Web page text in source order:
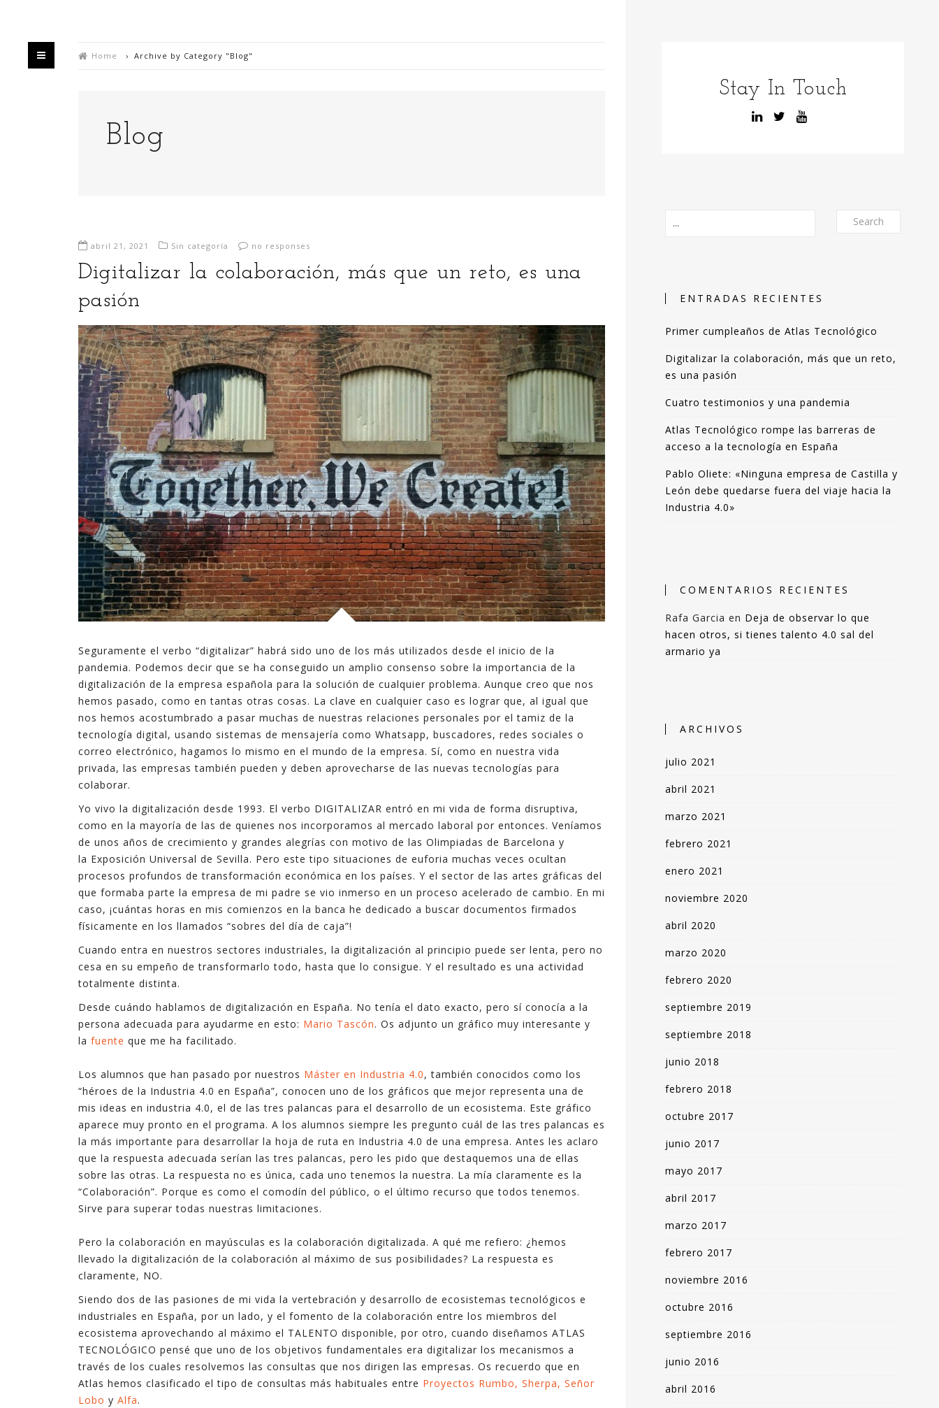
Este blog refleja mi opinión personal y espero
que sea también un vehículo de conexión con
otras personas que, como yo, se sigan
sorprendiendo del espectacular momento
tecnológico que vivimos en España.
Home › Archive by Category "Blog"
Blog
abril 21, 2021 Sin categoría no responses
Digitalizar la colaboración, más que un reto, es una
pasión
Seguramente el verbo “digitalizar” habrá sido uno de los más utilizados desde el inicio de la
pandemia. Podemos decir que se ha conseguido un amplio consenso sobre la importancia de la
digitalización de la empresa española para la solución de cualquier problema. Aunque creo que nos
hemos pasado, como en tantas otras cosas. La clave en cualquier caso es lograr que, al igual que
nos hemos acostumbrado a pasar muchas de nuestras relaciones personales por el tamiz de la
tecnología digital, usando sistemas de mensajería como Whatsapp, buscadores, redes sociales o
correo electrónico, hagamos lo mismo en el mundo de la empresa. Sí, como en nuestra vida
privada, las empresas también pueden y deben aprovecharse de las nuevas tecnologías para
colaborar.
Yo vivo la digitalización desde 1993. El verbo DIGITALIZAR entró en mi vida de forma disruptiva,
como en la mayoría de las de quienes nos incorporamos al mercado laboral por entonces. Veníamos
de unos años de crecimiento y grandes alegrías con motivo de las Olimpiadas de Barcelona y
la Exposición Universal de Sevilla. Pero este tipo situaciones de euforia muchas veces ocultan
procesos profundos de transformación económica en los países. Y el sector de las artes gráficas del
que formaba parte la empresa de mi padre se vio inmerso en un proceso acelerado de cambio. En mi
caso, ¡cuántas horas en mis comienzos en la banca he dedicado a buscar documentos firmados
físicamente en los llamados “sobres del día de caja”!
Cuando entra en nuestros sectores industriales, la digitalización al principio puede ser lenta, pero no
cesa en su empeño de transformarlo todo, hasta que lo consigue. Y el resultado es una actividad
totalmente distinta.
Desde cuándo hablamos de digitalización en España. No tenía el dato exacto, pero sí conocía a la
persona adecuada para ayudarme en esto: Mario Tascón. Os adjunto un gráfico muy interesante y
la fuente que me ha facilitado.
Los alumnos que han pasado por nuestros Máster en Industria 4.0, también conocidos como los
“héroes de la Industria 4.0 en España”, conocen uno de los gráficos que mejor representa una de
mis ideas en industria 4.0, el de las tres palancas para el desarrollo de un ecosistema. Este gráfico
aparece muy pronto en el programa. A los alumnos siempre les pregunto cuál de las tres palancas es
la más importante para desarrollar la hoja de ruta en Industria 4.0 de una empresa. Antes les aclaro
que la respuesta adecuada serían las tres palancas, pero les pido que destaquemos una de ellas
sobre las otras. La respuesta no es única, cada uno tenemos la nuestra. La mía claramente es la
“Colaboración”. Porque es como el comodín del público, o el último recurso que todos tenemos.
Sirve para superar todas nuestras limitaciones.
Pero la colaboración en mayúsculas es la colaboración digitalizada. A qué me refiero: ¿hemos
llevado la digitalización de la colaboración al máximo de sus posibilidades? La respuesta es
claramente, NO.
Siendo dos de las pasiones de mi vida la vertebración y desarrollo de ecosistemas tecnológicos e
industriales en España, por un lado, y el fomento de la colaboración entre los miembros del
ecosistema aprovechando al máximo el TALENTO disponible, por otro, cuando diseñamos ATLAS
TECNOLÓGICO pensé que uno de los objetivos fundamentales era digitalizar los mecanismos a
través de los cuales resolvemos las consultas que nos dirigen las empresas. Os recuerdo que en
Atlas hemos clasificado el tipo de consultas más habituales entre Proyectos Rumbo, Sherpa, Señor
Lobo y Alfa.
Stay In Touch
Search
ENTRADAS RECIENTES
Primer cumpleaños de Atlas Tecnológico
Digitalizar la colaboración, más que un reto,
es una pasión
Cuatro testimonios y una pandemia
Atlas Tecnológico rompe las barreras de
acceso a la tecnología en España
Pablo Oliete: «Ninguna empresa de Castilla y
León debe quedarse fuera del viaje hacia la
Industria 4.0»
COMENTARIOS RECIENTES
Rafa Garcia en Deja de observar lo que
hacen otros, si tienes talento 4.0 sal del
armario ya
ARCHIVOS
julio 2021
abril 2021
marzo 2021
febrero 2021
enero 2021
noviembre 2020
abril 2020
marzo 2020
febrero 2020
septiembre 2019
septiembre 2018
junio 2018
febrero 2018
octubre 2017
junio 2017
mayo 2017
abril 2017
marzo 2017
febrero 2017
noviembre 2016
octubre 2016
septiembre 2016
junio 2016
abril 2016